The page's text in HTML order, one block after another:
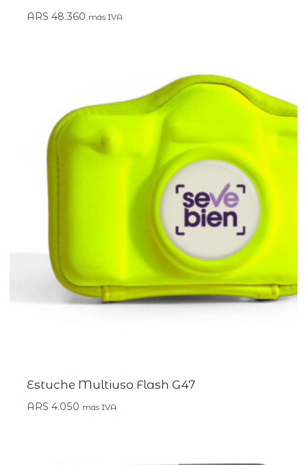
ARS 48.360 más IVA
Estuche Multiuso Flash G47
ARS 4.050 más IVA